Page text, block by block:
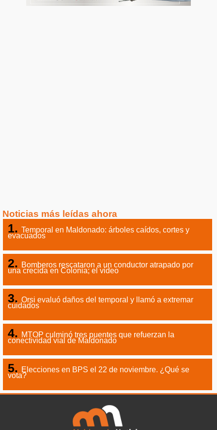
Noticias más leídas ahora
Temporal en Maldonado: árboles caídos, cortes y
evacuados
Bomberos rescataron a un conductor atrapado por
una crecida en Colonia; el video
Orsi evaluó daños del temporal y llamó a extremar
cuidados
MTOP culminó tres puentes que refuerzan la
conectividad vial de Maldonado
Elecciones en BPS el 22 de noviembre. ¿Qué se
vota?